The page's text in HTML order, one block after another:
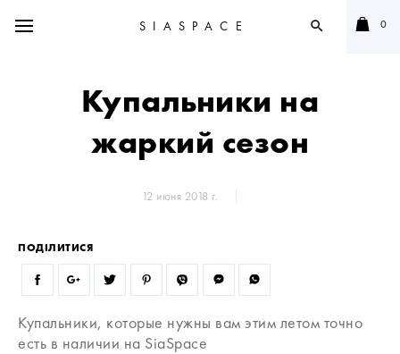
SIASPACE search 0
Купальники на
жаркий сезон
12 июня 2018 г.
ПОДІЛИТИСЯ
Купальники, которые нужны вам этим летом точно
есть в наличии на SiaSpace